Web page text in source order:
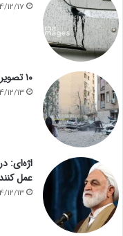
12/17
۱۰ تصویر از خسارت حمله هوایی به خیابان‌های تهران
12/13
اژه‌ای:
عمل
12/13